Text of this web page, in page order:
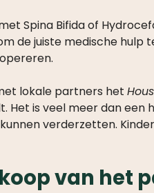
Spina Bifida of
de juiste medische
lokale partners het
is veel meer dan
verderzetten.
van het